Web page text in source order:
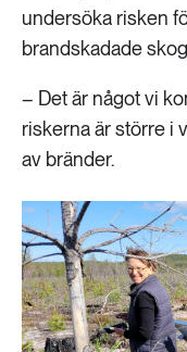
undersöka risken
brandskadade
– Det är något vi
riskerna är större i
av bränder.